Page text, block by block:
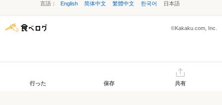
言語： English 简体中文 繁體中文 한국어 日本語
©Kakaku.com, Inc.
行った 保存 共有